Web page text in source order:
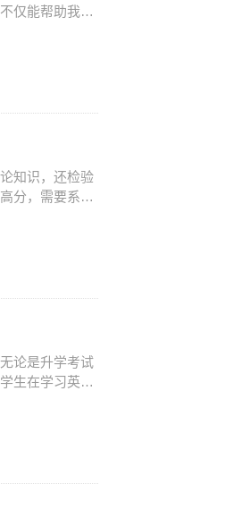
仅能帮助我们
那么，如何让
知识，还检验
分，需要系统
论是升学考试
生在学习英语
也对未来的发